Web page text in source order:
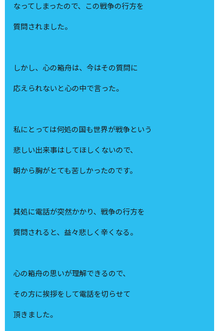
なってしまったので、この戦争の行方を
質問されました。
しかし、心の箱舟は、今はその質問に
応えられないと心の中で言った。
私にとっては何処の国も世界が戦争という
悲しい出来事はしてほしくないので、
朝から胸がとても苦しかったのです。
其処に電話が突然かかり、戦争の行方を
質問されると、益々悲しく辛くなる。
心の箱舟の思いが理解できるので、
その方に挨拶をして電話を切らせて
頂きました。